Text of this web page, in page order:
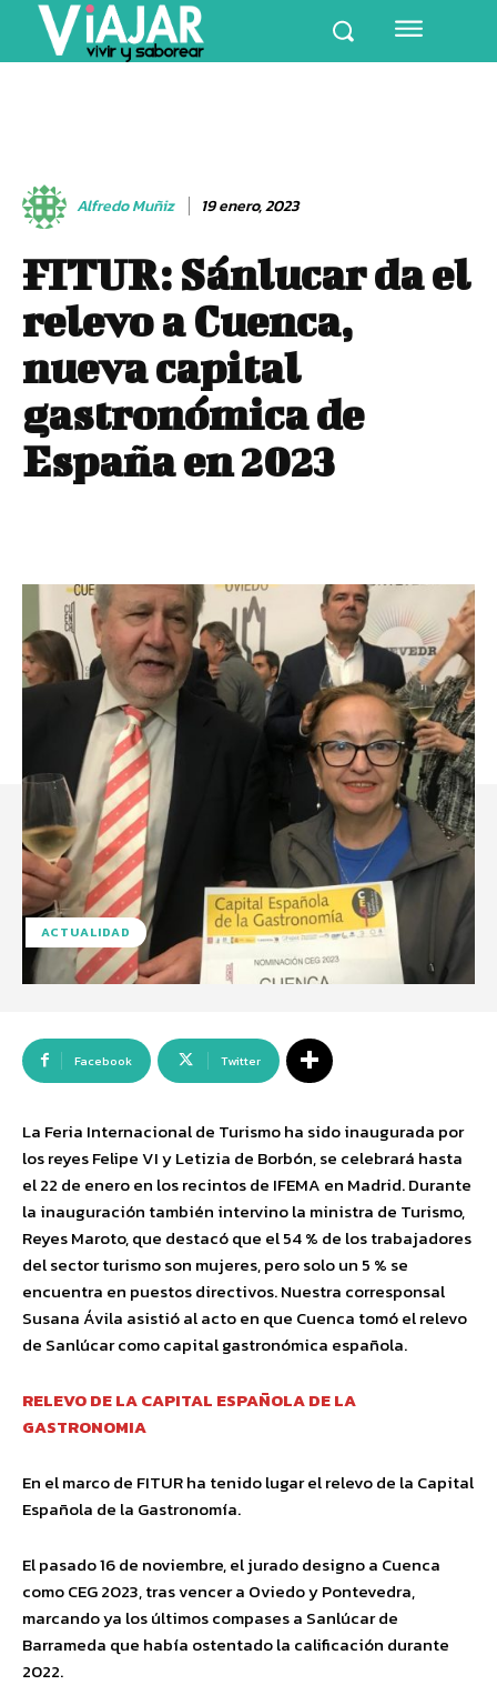
Alfredo Muñiz 19 enero, 2023
FITUR: Sánlucar da el
relevo a Cuenca,
nueva capital
gastronómica de
España en 2023
ACTUALIDAD
Facebook Twitter
La Feria Internacional de Turismo ha sido inaugurada por
los reyes Felipe VI y Letizia de Borbón, se celebrará hasta
el 22 de enero en los recintos de IFEMA en Madrid. Durante
la inauguración también intervino la ministra de Turismo,
Reyes Maroto, que destacó que el 54 % de los trabajadores
del sector turismo son mujeres, pero solo un 5 % se
encuentra en puestos directivos. Nuestra corresponsal
Susana Ávila asistió al acto en que Cuenca tomó el relevo
de Sanlúcar como capital gastronómica española.
RELEVO DE LA CAPITAL ESPAÑOLA DE LA
GASTRONOMIA
En el marco de FITUR ha tenido lugar el relevo de la Capital
Española de la Gastronomía.
El pasado 16 de noviembre, el jurado designo a Cuenca
como CEG 2023, tras vencer a Oviedo y Pontevedra,
marcando ya los últimos compases a Sanlúcar de
Barrameda que había ostentado la calificación durante
2022.